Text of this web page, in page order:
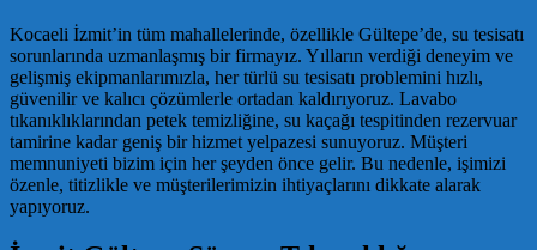
Kocaeli İzmit’in tüm mahallelerinde, özellikle Gültepe’de, su tesisatı
sorunlarında uzmanlaşmış bir firmayız. Yılların verdiği deneyim ve
gelişmiş ekipmanlarımızla, her türlü su tesisatı problemini hızlı,
güvenilir ve kalıcı çözümlerle ortadan kaldırıyoruz. Lavabo
tıkanıklıklarından petek temizliğine, su kaçağı tespitinden rezervuar
tamirine kadar geniş bir hizmet yelpazesi sunuyoruz. Müşteri
memnuniyeti bizim için her şeyden önce gelir. Bu nedenle, işimizi
özenle, titizlikle ve müşterilerimizin ihtiyaçlarını dikkate alarak
yapıyoruz.